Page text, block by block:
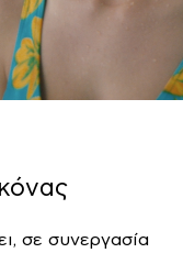
σε συνεργασία